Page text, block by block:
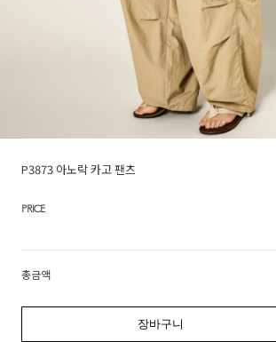
P3873 아노락 카고 팬츠
PRICE
총금액
장바구니